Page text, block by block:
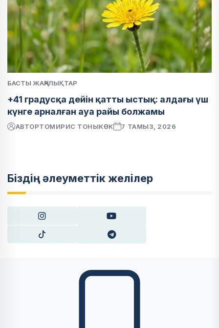
БАСТЫ ЖАҢАЛЫҚТАР
+41 градусқа дейін қатты ыстық: алдағы үш
күнге арналған ауа райы болжамы
АВТОРТОМИРИС ТОНЫКӨК 7 ТАМЫЗ, 2026
Біздің әлеуметтік желілер